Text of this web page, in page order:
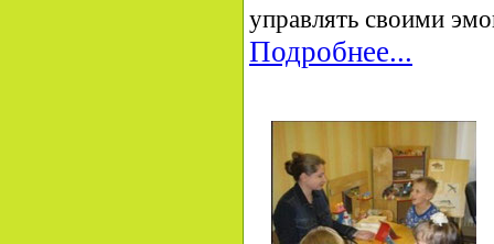
управлять своими
Подробнее...